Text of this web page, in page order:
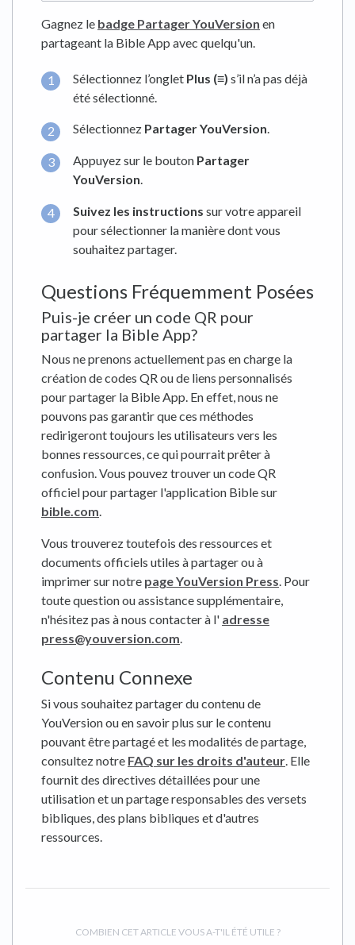
Gagnez le badge Partager YouVersion en
partageant la Bible App avec quelqu'un.
Sélectionnez l’onglet Plus (≡) s’il n’a pas déjà
été sélectionné.
Sélectionnez Partager YouVersion.
Appuyez sur le bouton Partager
YouVersion.
Suivez les instructions sur votre appareil
pour sélectionner la manière dont vous
souhaitez partager.
Questions Fréquemment Posées
Puis-je créer un code QR pour
partager la Bible App?
Nous ne prenons actuellement pas en charge la
création de codes QR ou de liens personnalisés
pour partager la Bible App. En effet, nous ne
pouvons pas garantir que ces méthodes
redirigeront toujours les utilisateurs vers les
bonnes ressources, ce qui pourrait prêter à
confusion. Vous pouvez trouver un code QR
officiel pour partager l'application Bible sur
bible.com.
Vous trouverez toutefois des ressources et
documents officiels utiles à partager ou à
imprimer sur notre page YouVersion Press. Pour
toute question ou assistance supplémentaire,
n'hésitez pas à nous contacter à l' adresse
press@youversion.com.
Contenu Connexe
Si vous souhaitez partager du contenu de
YouVersion ou en savoir plus sur le contenu
pouvant être partagé et les modalités de partage,
consultez notre FAQ sur les droits d'auteur. Elle
fournit des directives détaillées pour une
utilisation et un partage responsables des versets
bibliques, des plans bibliques et d'autres
ressources.
COMBIEN CET ARTICLE VOUS A-T'IL ÉTÉ UTILE ?